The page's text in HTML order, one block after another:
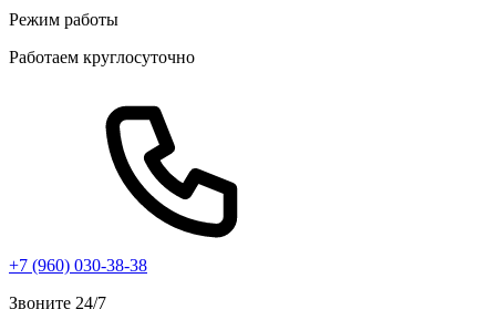
Режим работы
Работаем круглосуточно
+7 (960) 030-38-38
Звоните 24/7